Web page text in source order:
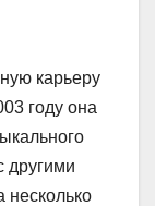
карьеру
году она
другими
несколько